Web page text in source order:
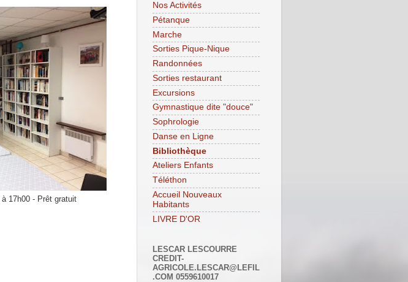
17h00 - Prêt gratuit
Nos Activités
Pétanque
Marche
Sorties Pique-Nique
Randonnées
Sorties restaurant
Excursions
Gymnastique dite "douce"
Sophrologie
Danse en Ligne
Bibliothèque
Ateliers Enfants
Téléthon
Accueil Nouveaux
Habitants
LIVRE D'OR
LESCAR LESCOURRE
CREDIT-
AGRICOLE.LESCAR@LEFIL
.COM 0559610017